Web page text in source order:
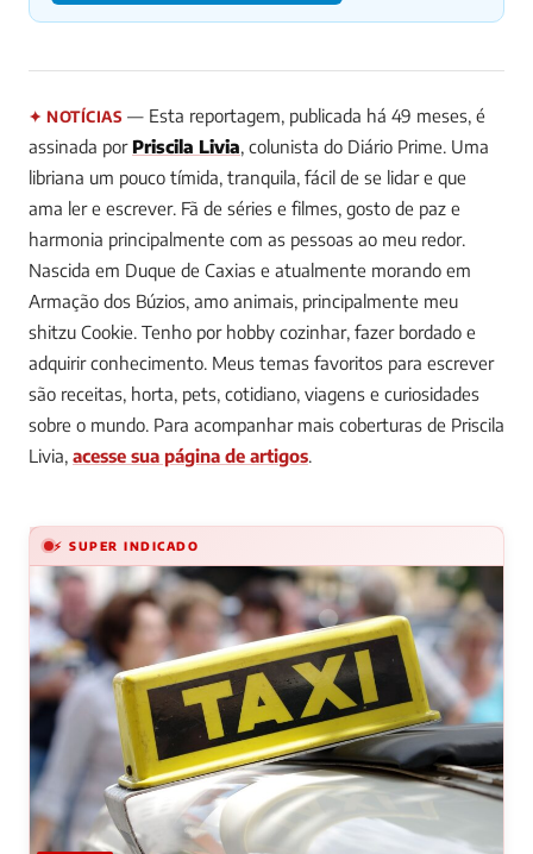
✦ NOTÍCIAS — Esta reportagem, publicada há 49 meses, é
assinada por Priscila Livia, colunista do Diário Prime. Uma
libriana um pouco tímida, tranquila, fácil de se lidar e que
ama ler e escrever. Fã de séries e filmes, gosto de paz e
harmonia principalmente com as pessoas ao meu redor.
Nascida em Duque de Caxias e atualmente morando em
Armação dos Búzios, amo animais, principalmente meu
shitzu Cookie. Tenho por hobby cozinhar, fazer bordado e
adquirir conhecimento. Meus temas favoritos para escrever
são receitas, horta, pets, cotidiano, viagens e curiosidades
sobre o mundo. Para acompanhar mais coberturas de Priscila
Livia, acesse sua página de artigos.
⚡ SUPER INDICADO